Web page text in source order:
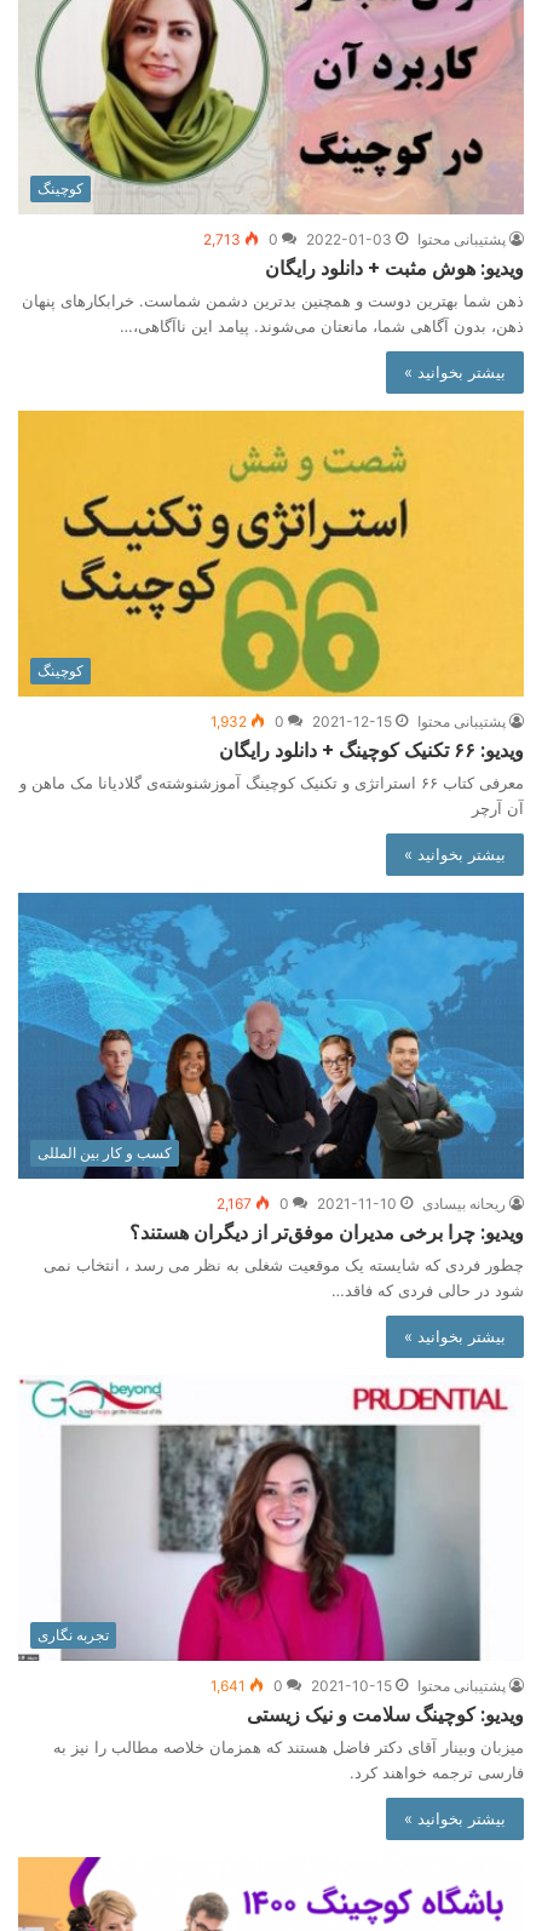
کوچینگ
پشتیبانی محتوا 2022-01-03
0
2,713
ویدیو: هوش مثبت + دانلود رایگان
ذهن شما بهترین دوست و همچنین بدترین دشمن شماست. خرابکار‌های پنهان
ذهن، بدون آگاهی شما، مانعتان می‌شوند. پیامد این ناآگاهی،…
بیشتر بخوانید »
کوچینگ
پشتیبانی محتوا 2021-12-15
0
1,932
ویدیو: ۶۶ تکنیک کوچینگ + دانلود رایگان
معرفی کتاب ۶۶ استراتژی و تکنیک کوچینگ آموزشنوشته‌ی گلادیانا مک ماهن و
آن آرچر
بیشتر بخوانید »
کسب و کار بین المللی
ریحانه بیسادی 2021-11-10
0
2,167
ویدیو: چرا برخی مدیران موفق‌تر از دیگران هستند؟
چطور فردی که شایسته یک موقعیت شغلی به نظر می رسد ، انتخاب نمی
شود در حالی فردی که فاقد…
بیشتر بخوانید »
تجربه نگاری
پشتیبانی محتوا 2021-10-15
0
1,641
ویدیو: کوچینگ سلامت و نیک زیستی
میزبان وبینار آقای دکتر فاضل هستند که همزمان خلاصه مطالب را نیز به
فارسی ترجمه خواهند کرد.
بیشتر بخوانید »